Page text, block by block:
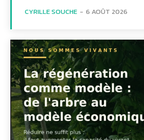
CYRILLE SOUCHE - 6 AOÛT 2026